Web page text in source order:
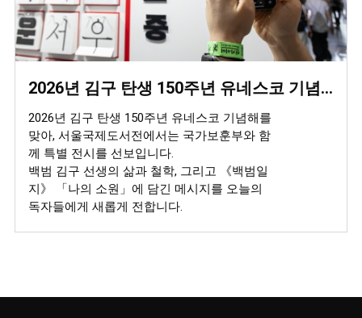
2026년 김구 탄생 150주년 유네스코 기념해 특별 전시 (국가보훈부 X 서울국제도서전)
2026년 김구 탄생 150주년 유네스코 기념해를
맞아, 서울국제도서전에서는 국가보훈부와 함
께 특별 전시를 선보입니다.
백범 김구 선생의 삶과 철학, 그리고 《백범일
지》 「나의 소원」에 담긴 메시지를 오늘의
독자들에게 새롭게 전합니다.